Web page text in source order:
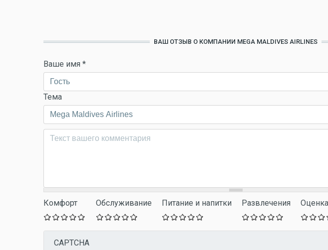
ВАШ ОТЗЫВ О КОМПАНИИ MEGA MALDIVES AIRLINES
Ваше имя *
Тема
Комментарий*
Комфорт Обслуживание Питание и напитки Развлечения
CAPTCHA